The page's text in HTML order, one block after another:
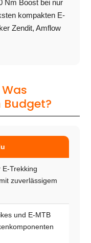
Nm Boost bei nur
kompakten E-
Zendit, Amflow
E-Trekking
zuverlässigem
und E-MTB